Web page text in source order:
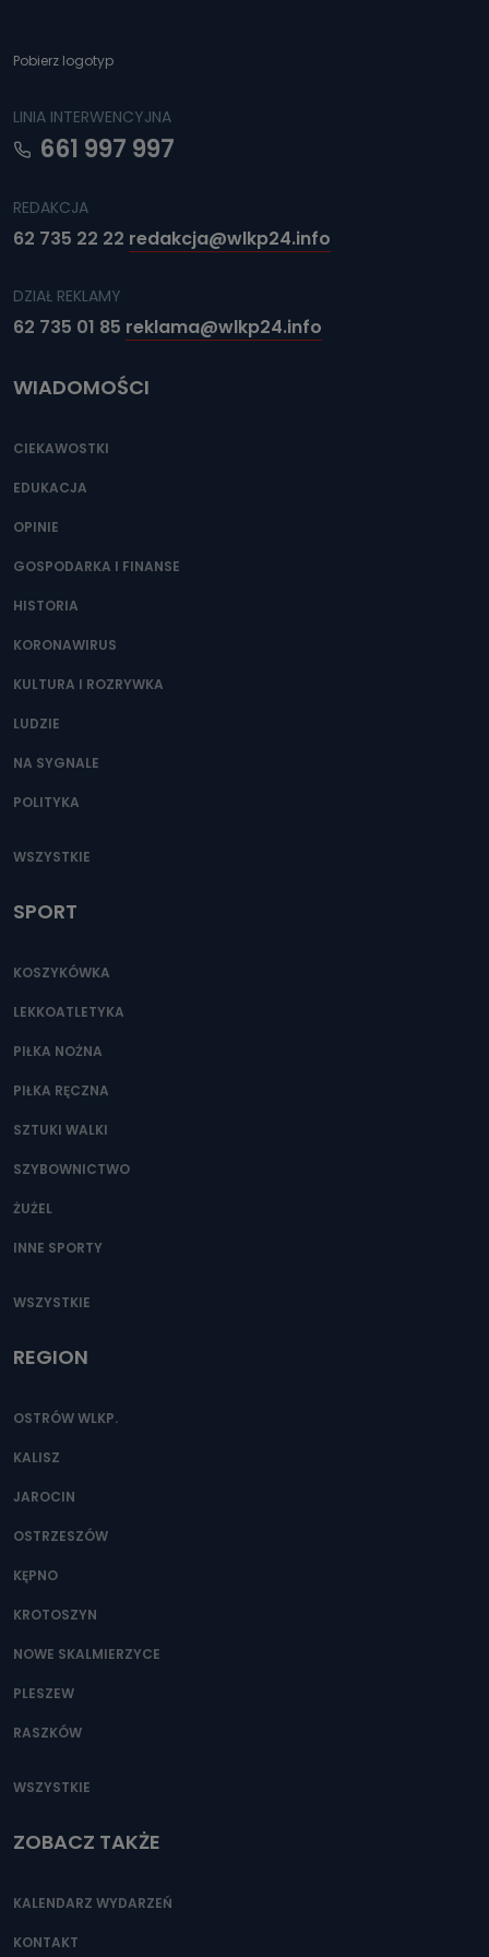
Pobierz logotyp
LINIA INTERWENCYJNA
661 997 997
REDAKCJA
62 735 22 22 redakcja@wlkp24.info
DZIAŁ REKLAMY
62 735 01 85 reklama@wlkp24.info
WIADOMOŚCI
CIEKAWOSTKI
EDUKACJA
OPINIE
GOSPODARKA I FINANSE
HISTORIA
KORONAWIRUS
KULTURA I ROZRYWKA
LUDZIE
NA SYGNALE
POLITYKA
WSZYSTKIE
SPORT
KOSZYKÓWKA
LEKKOATLETYKA
PIŁKA NOŻNA
PIŁKA RĘCZNA
SZTUKI WALKI
SZYBOWNICTWO
ŻUŻEL
INNE SPORTY
WSZYSTKIE
REGION
OSTRÓW WLKP.
KALISZ
JAROCIN
OSTRZESZÓW
KĘPNO
KROTOSZYN
NOWE SKALMIERZYCE
PLESZEW
RASZKÓW
WSZYSTKIE
ZOBACZ TAKŻE
KALENDARZ WYDARZEŃ
KONTAKT